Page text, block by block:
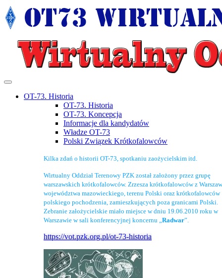
OT-73. Historia
OT-73. Historia
OT-73. Koncepcja
Informacje dla kandydatów
Władze OT-73
Polski Związek Krótkofalowców
Kilka zdań o historii OT-73, spotkaniu zaożycielskim itd.
Wirtualny Oddział Terenowy PZK został założony przez grupę
warszawskich krótkofalowców. Zrzesza krótkofalowców z
województwa mazowieckiego, terenu Polski oraz krótkofalowców
polskiego pochodzenia, zamieszkujących poza granicami Polski.
Zebranie założycielskie miało miejsce w dniu 19.06.2010 roku w
Warszawie w sali konferencyjnej koncernu „Radwar”.
https://vot.pzk.org.pl/ot-73-historia